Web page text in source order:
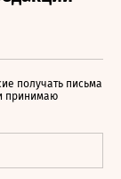
получать письма
принимаю